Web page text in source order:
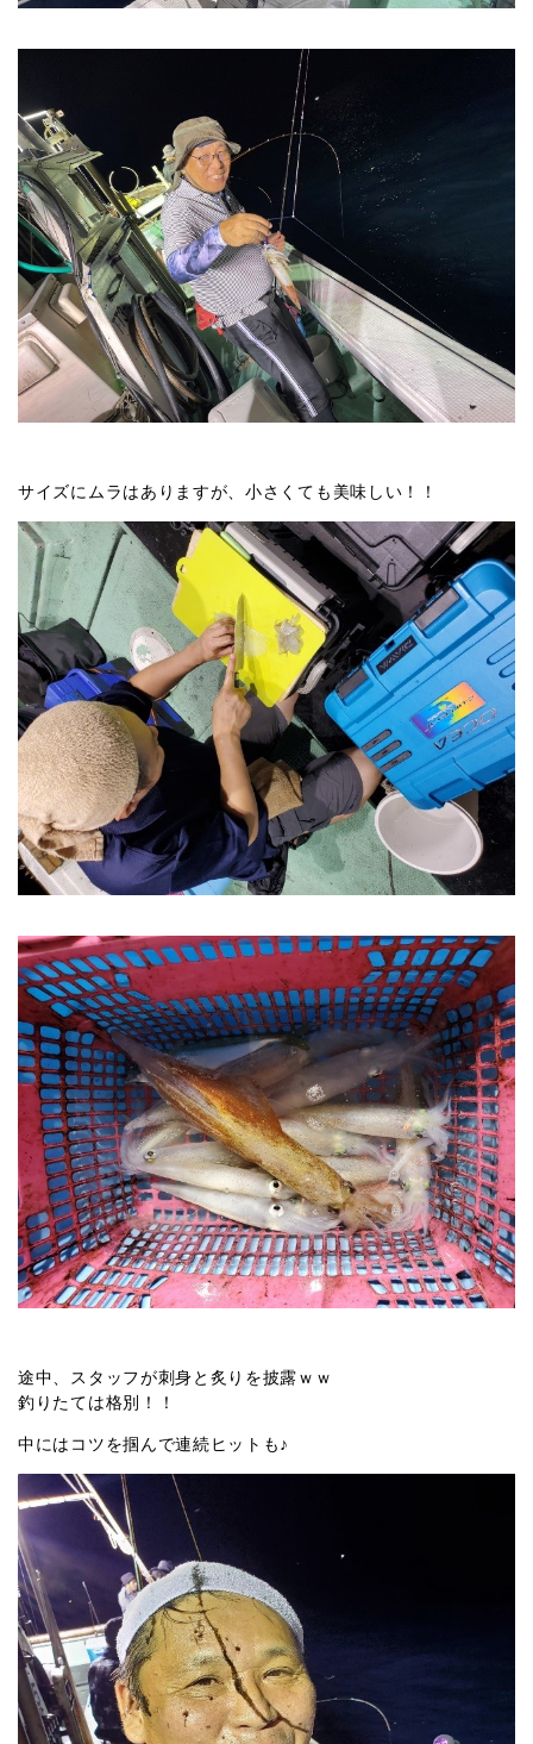
サイズにムラはありますが、小さくても美味しい！！
途中、スタッフが刺身と炙りを披露ｗｗ
釣りたては格別！！
中にはコツを掴んで連続ヒットも♪